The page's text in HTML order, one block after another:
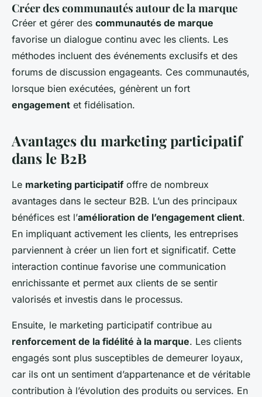
Créer des communautés autour de la marque
Créer et gérer des communautés de marque
favorise un dialogue continu avec les clients. Les
méthodes incluent des événements exclusifs et des
forums de discussion engageants. Ces communautés,
lorsque bien exécutées, génèrent un fort
engagement et fidélisation.
Avantages du marketing participatif
dans le B2B
Le marketing participatif offre de nombreux
avantages dans le secteur B2B. L’un des principaux
bénéfices est l’amélioration de l’engagement client.
En impliquant activement les clients, les entreprises
parviennent à créer un lien fort et significatif. Cette
interaction continue favorise une communication
enrichissante et permet aux clients de se sentir
valorisés et investis dans le processus.
Ensuite, le marketing participatif contribue au
renforcement de la fidélité à la marque. Les clients
engagés sont plus susceptibles de demeurer loyaux,
car ils ont un sentiment d’appartenance et de véritable
contribution à l’évolution des produits ou services. En